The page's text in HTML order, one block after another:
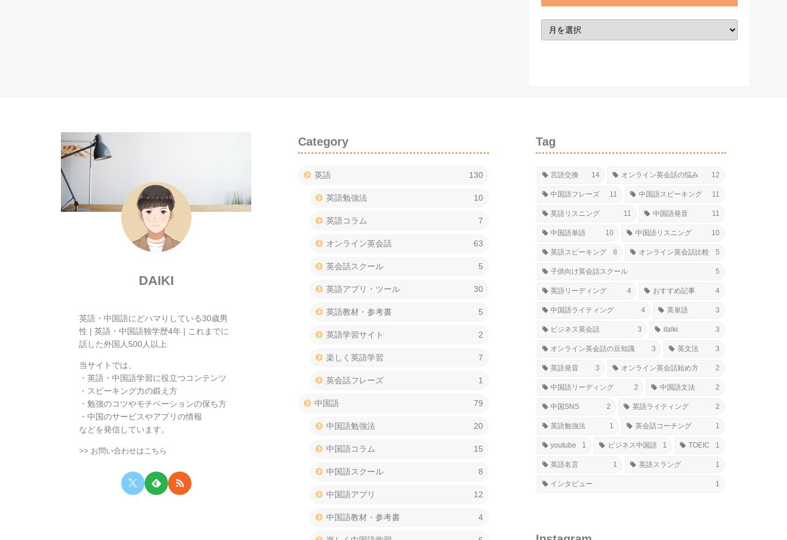
DAIKI
英語・中国語にどハマりしている30歳男
性 | 英語・中国語独学歴4年 | これまでに
話した外国人500人以上
当サイトでは、
・英語・中国語学習に役立つコンテンツ
・スピーキング力の鍛え方
・勉強のコツやモチベーションの保ち方
・中国のサービスやアプリの情報
などを発信しています。
>> お問い合わせはこちら
Category
英語 130
英語勉強法 10
英語コラム 7
オンライン英会話 63
英会話スクール 5
英語アプリ・ツール 30
英語教材・参考書 5
英語学習サイト 2
楽しく英語学習 7
英会話フレーズ 1
中国語 79
中国語勉強法 20
中国語コラム 15
中国語スクール 8
中国語アプリ 12
中国語教材・参考書 4
Tag
言語交換 14 オンライン英会話の悩み 12
中国語フレーズ 11 中国語スピーキング 11
英語リスニング 11 中国語発音 11
中国語単語 10 中国語リスニング 10
英語スピーキング 8 オンライン英会話比較 5
子供向け英会話スクール 5
英語リーディング 4 おすすめ記事 4
中国語ライティング 4 英単語 3
ビジネス英会話 3 italki 3
オンライン英会話の豆知識 3 英文法 3
英語発音 3 オンライン英会話始め方 2
中国語リーディング 2 中国語文法 2
中国SNS 2 英語ライティング 2
英語勉強法 1 英会話コーチング 1
youtube 1 ビジネス中国語 1 TOEIC 1
英語名言 1 英語スラング 1
インタビュー 1